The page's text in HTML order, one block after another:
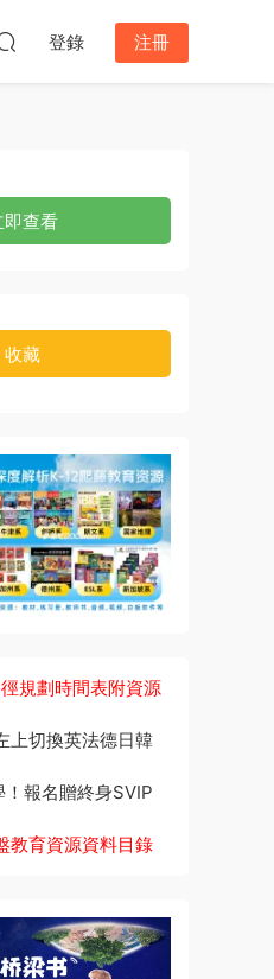
登錄 注冊
即查看
收藏
規劃時間表附資源
上切換英法德日韓
報名贈終身SVIP
教育資源資料目錄